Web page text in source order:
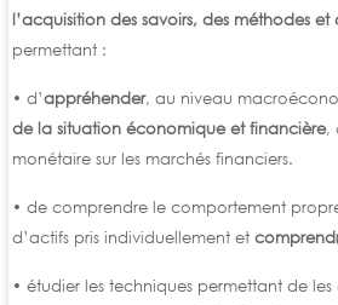
l’acquisition des savoirs, des méthodes et
permettant :
• d’appréhender, au niveau
de la situation économique et financière,
monétaire sur les marchés financiers.
• de comprendre le comportement
d’actifs pris individuellement et
• étudier les techniques permettant de